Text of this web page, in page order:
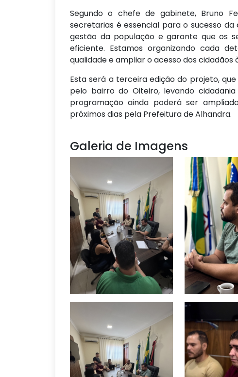
Segundo o chefe de gabinete, Bruno
secretarias é essencial para o sucesso
gestão da população e garante que os
eficiente. Estamos organizando cada
qualidade e ampliar o acesso dos
Esta será a terceira edição do projeto,
pelo bairro do Oiteiro, levando
programação ainda poderá ser
próximos dias pela Prefeitura de Alhandra.
Galeria de Imagens